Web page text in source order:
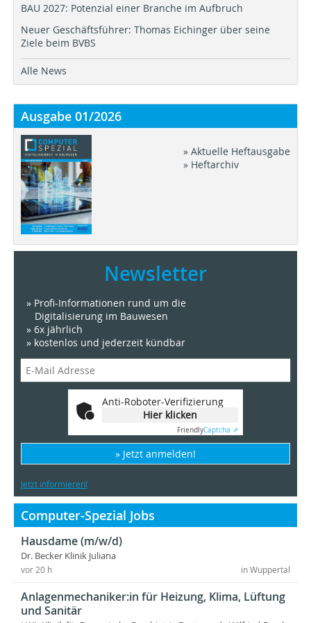
BAU 2027: Potenzial einer Branche im Aufbruch
Neuer Geschäftsführer: Thomas Eichinger über seine
Ziele beim BVBS
Alle News
Ausgabe 01/2026
» Aktuelle Heftausgabe
» Heftarchiv
Newsletter
» Profi-Informationen rund um die
Digitalisierung im Bauwesen
» 6x jährlich
» kostenlos und jederzeit kündbar
Anti-Roboter-Verifizierung
Hier klicken
FriendlyCaptcha ⇗
» Jetzt anmelden!
Jetzt informieren!
Computer-Spezial Jobs
Hausdame (m/w/d)
Dr. Becker Klinik Juliana
in Wuppertal
vor 20 h
Anlagenmechaniker:in für Heizung, Klima, Lüftung
und Sanitär